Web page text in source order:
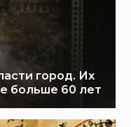
город. Их
больше 60 лет